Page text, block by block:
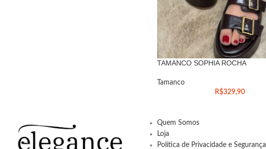
TAMANCO SOPHIA ROCHA
Tamanco
R$329,90
Quem Somos
Loja
Política de Privacidade e Segurança